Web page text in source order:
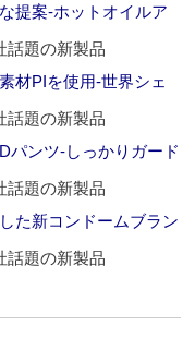
提案‐ホットオイルア
話題の新製品
材PIを使用‐世界シェ
話題の新製品
パンツ‐しっかりガード
話題の新製品
た新コンドームブラン
話題の新製品